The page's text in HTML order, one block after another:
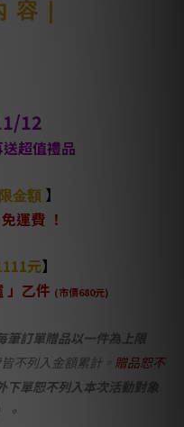
容｜
12
超值禮品
金額 】
運費 ！
元】
」乙件 (市價680元)
筆訂單贈品以一件為上限
不列入金額累計。 贈品恕不
下單恕不列入本次活動對象
。